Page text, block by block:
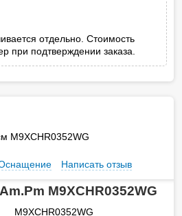
отдельно. Стоимость
при подтверждении заказа.
M9XCHR0352WG
Написать отзыв
M9XCHR0352WG
M9XCHR0352WG